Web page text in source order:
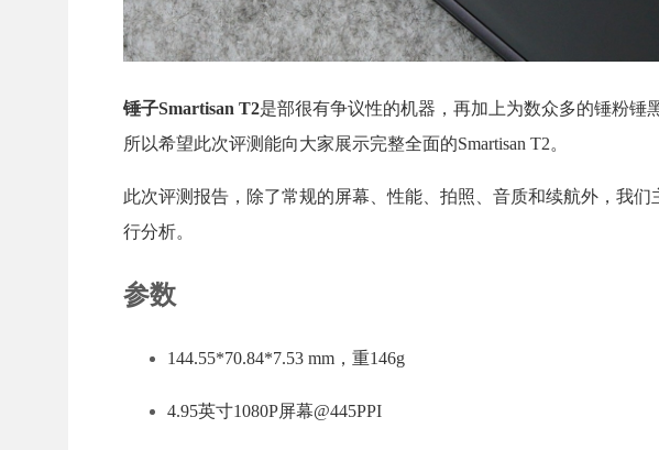
锤子Smartisan T2是部很有争议性的机器，再加上为数众多的锤粉锤
所以希望此次评测能向大家展示完整全面的Smartisan T2。
此次评测报告，除了常规的屏幕、性能、拍照、音质和续航外，我们
行分析。
参数
144.55*70.84*7.53 mm，重146g
4.95英寸1080P屏幕@445PPI